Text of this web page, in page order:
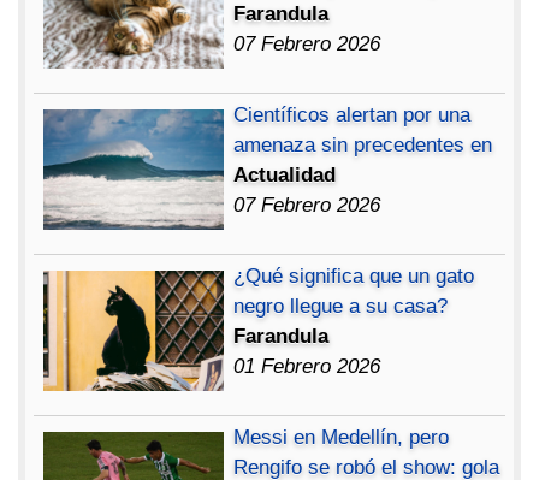
Farandula
07 Febrero 2026
Científicos alertan por una
amenaza sin precedentes en
Actualidad
07 Febrero 2026
¿Qué significa que un gato
negro llegue a su casa?
Farandula
01 Febrero 2026
Messi en Medellín, pero
Rengifo se robó el show: gola